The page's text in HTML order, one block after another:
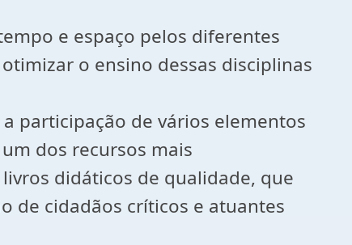
e espaço pelos diferentes
o ensino dessas disciplinas
participação de vários elementos
dos recursos mais
didáticos de qualidade, que
de cidadãos críticos e atuantes